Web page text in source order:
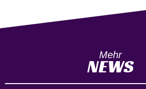
Mehr
NEWS